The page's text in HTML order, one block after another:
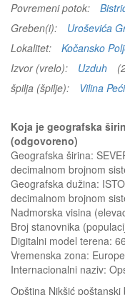
Povremeni potok:
Greben(i):
Uroševića
Lokalitet:
Kočansko
Izvor (vrelo):
Uzduh
špilja (špilje):
Vilina
Koja je geografska
(odgovoreno)
Geografska širina:
decimalnom brojnom
Geografska dužina:
decimalnom brojnom
Nadmorska visina
Broj stanovnika
Digitalni model terena:
Vremenska zona:
Internacionalni naziv:
Opština Nikšić poštanski